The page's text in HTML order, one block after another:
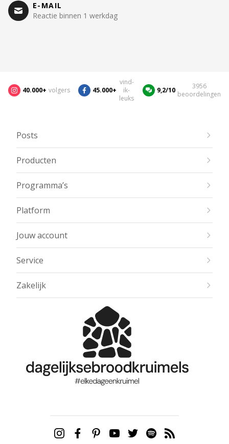
E-MAIL
Reactie binnen 1 werkdag
40.000+ volgers 45.000+
vind-
ik-
leuks
9,2/10
3956
beoordelingen
Posts
Producten
Programma’s
Platform
Jouw account
Service
Zakelijk